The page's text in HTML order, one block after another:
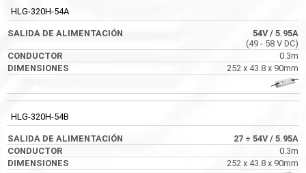
HLG-320H-54A
54V/ 5.95A
(49 - 58 V DC)
0.3m
252 x 43.8 x 90mm
HLG-320H-54B
27 ÷ 54V/ 5.95A
0.3m
252 x 43.8 x 90mm